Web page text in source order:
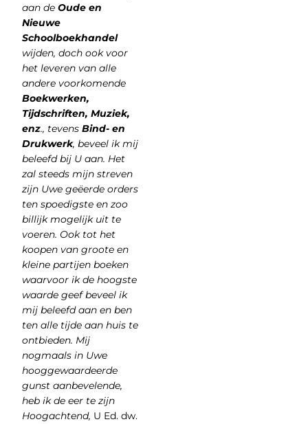
aan deOude en
Nieuwe
Schoolboekhandel
wijden, doch ook voor
het leveren van alle
andere voorkomende
Boekwerken,
Tijdschriften, Muziek,
enz., tevens Bind- en
Drukwerk, beveel ik mij
beleefd bij U aan. Het
zal steeds mijn streven
zijn Uwe geëerde orders
ten spoedigste en zoo
billijk mogelijk uit te
voeren. Ook tot het
koopen van groote en
kleine partijen boeken
waarvoor ik de hoogste
waarde geef beveel ik
mij beleefd aan en ben
ten alle tijde aan huis te
ontbieden. Mij
nogmaals in Uwe
hooggewaardeerde
gunst aanbevelende,
heb ik de eer te zijn
Hoogachtend, U Ed. dw.